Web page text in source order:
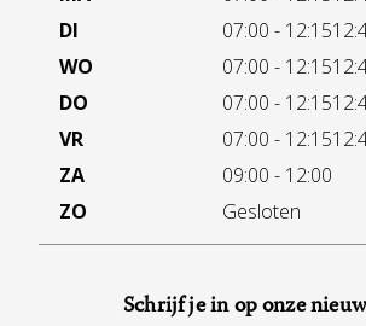
DI
07:00 - 12:15
WO
07:00 - 12:15
DO
07:00 - 12:15
VR
07:00 - 12:15
ZA
09:00 - 12:00
ZO
Gesloten
Schrijf je in op onze